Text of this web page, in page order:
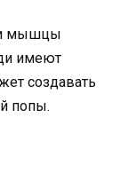
и мышцы
имеют
создавать
попы.